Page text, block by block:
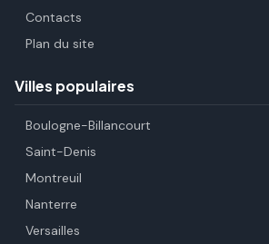
Contacts
Plan du site
Villes populaires
Boulogne-Billancourt
Saint-Denis
Montreuil
Nanterre
Versailles